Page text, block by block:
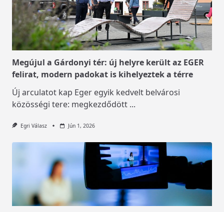
Megújul a Gárdonyi tér: új helyre került az EGER
felirat, modern padokat is kihelyeztek a térre
Új arculatot kap Eger egyik kedvelt belvárosi
közösségi tere: megkezdődött ...
Egri Válasz Jún 1, 2026